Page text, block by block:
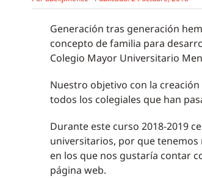
Generación tras generación
concepto de familia para
Colegio Mayor Universitario
Nuestro objetivo con la
todos los colegiales que han
Durante este curso 2018-2019
universitarios, por que tenemos
en los que nos gustaría contar
página web.